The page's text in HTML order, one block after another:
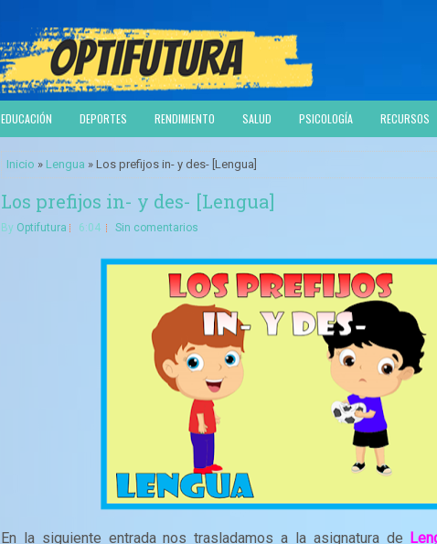
EDUCACIÓN DEPORTES RENDIMIENTO SALUD PSICOLOGÍA RECURSOS
Inicio » Lengua » Los prefijos in- y des- [Lengua]
Los prefijos in- y des- [Lengua]
By Optifutura 6:04 Sin comentarios
En la siguiente entrada nos trasladamos a la asignatura de